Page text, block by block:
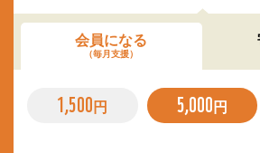
会員になる
（毎月支援）
1,500 円 5,000 円